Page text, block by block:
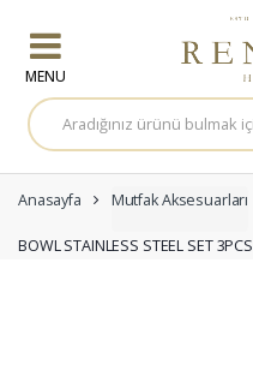
A
r
a
a
:
Anasayfa Mutfak Aksesuarları
BOWL STAINLESS STEEL SET 3PCS